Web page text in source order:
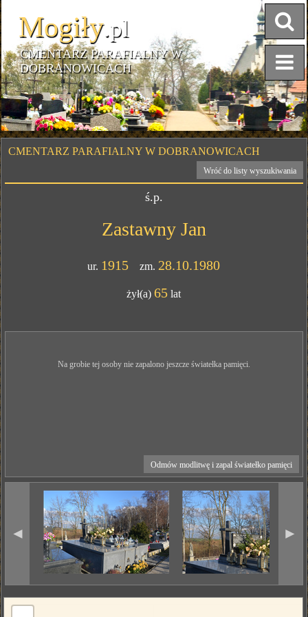
Mogiły.pl
CMENTARZ PARAFIALNY W
DOBRANOWICACH
CMENTARZ PARAFIALNY W DOBRANOWICACH
Wróć do listy wyszukiwania
ś.p.
Zastawny Jan
ur. 1915 zm. 28.10.1980
żył(a) 65 lat
Na grobie tej osoby nie zapalono jeszcze światełka pamięci.
Odmów modlitwę i zapal światełko pamięci
◄ ►